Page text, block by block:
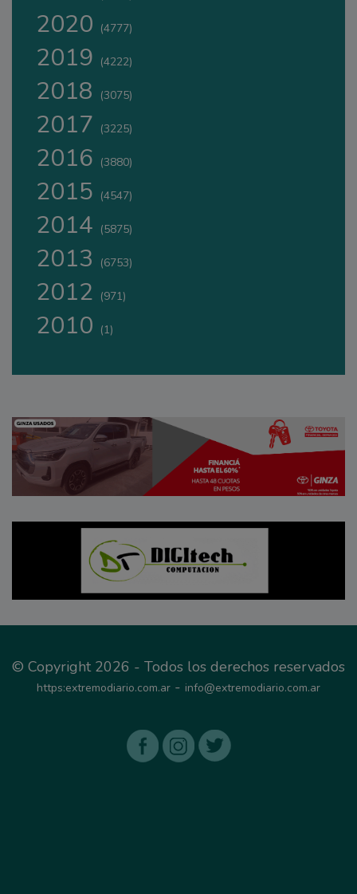
2020 (4777)
2019 (4222)
2018 (3075)
2017 (3225)
2016 (3880)
2015 (4547)
2014 (5875)
2013 (6753)
2012 (971)
2010 (1)
© Copyright 2026 - Todos los derechos reservados
https:extremodiario.com.ar - info@extremodiario.com.ar